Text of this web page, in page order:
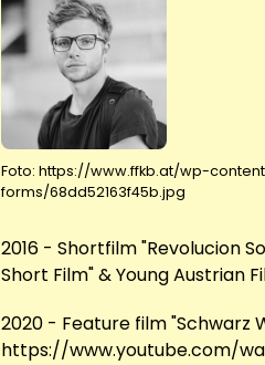
Foto: https://www.ffkb.at/wp-
forms/68dd52163f45b.jpg
2016 - Shortfilm "Revolucion
Short Film" & Young Austrian
2020 - Feature film "Schwarz
https://www.youtube.com/